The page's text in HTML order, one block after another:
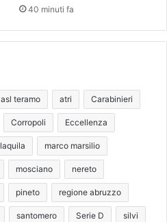
40 minuti fa
asl teramo atri Carabinieri
Corropoli Eccellenza
laquila marco marsilio
mosciano nereto
pineto regione abruzzo
santomero Serie D silvi